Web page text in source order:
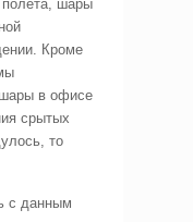
полёта, шары
Кроме
в офисе
срытых
то
с данным